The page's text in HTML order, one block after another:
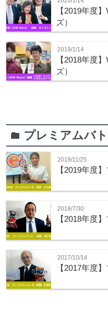
【2019年度
ズ）
2019/1/14
【2018年度
ズ）
folder プレミアムバ
2019/11/25
【2019年度
2018/7/30
【2018年度
2017/10/14
【2017年度